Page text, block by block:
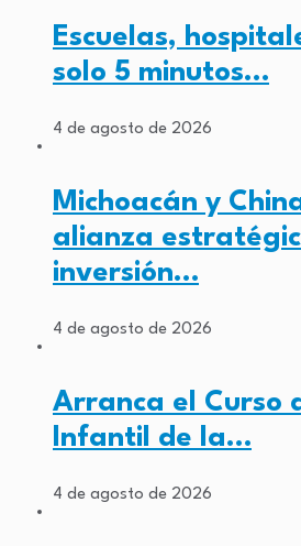
Escuelas,
solo 5 minutos…
4 de agosto de 2026
Michoacán y
alianza
inversión…
4 de agosto de 2026
Arranca el Curso
Infantil de la…
4 de agosto de 2026